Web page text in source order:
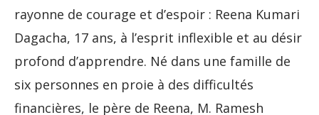
rayonne de courage et d’espoir : Reena Kumari
Dagacha, 17 ans, à l’esprit inflexible et au désir
profond d’apprendre. Né dans une famille de
six personnes en proie à des difficultés
financières, le père de Reena, M. Ramesh